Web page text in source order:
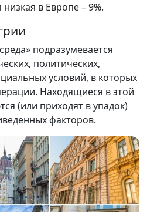
в Европе – 9%.
подразумевается
политических,
условий, в которых
Находящиеся в этой
(или приходят в упадок)
факторов.